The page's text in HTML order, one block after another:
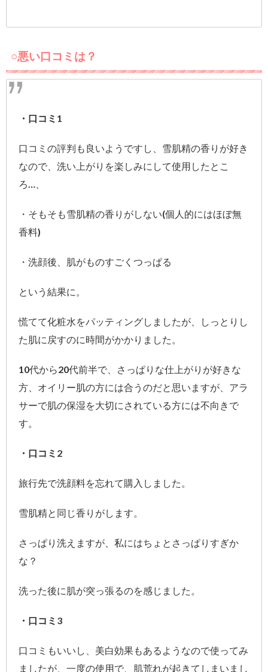
○悪い口コミは？
・口コミ1
口コミの評判も良いようですし、雪肌精の香りが好き
なので、洗い上がりを楽しみにして使用したとこ
ろ…、
・そもそも雪肌精の香りがしない(個人的にはほぼ無
香料)
・洗顔後、肌がものすごくつっぱる
という結果に。
慌てて化粧水をパッティングしましたが、しっとりし
た肌に戻すのに時間がかかりました。
10代から20代前半で、さっぱりな仕上がりが好きな
方、オイリー肌の方には合うのだと思いますが、アラ
サーで肌の保湿を大切にされている方には不向きで
す。
・口コミ2
旅行先で洗顔料を忘れて購入しました。
雪肌精と同じ香りがします。
さっぱり洗えますが、私にはちょとさっぱりすぎか
な？
洗った後に肌が突っ張るのを感じました。
・口コミ3
口コミもいいし、美白効果もあるようなので使ってみ
ましたが、一度の使用で、肌荒れが起きてしまいまし